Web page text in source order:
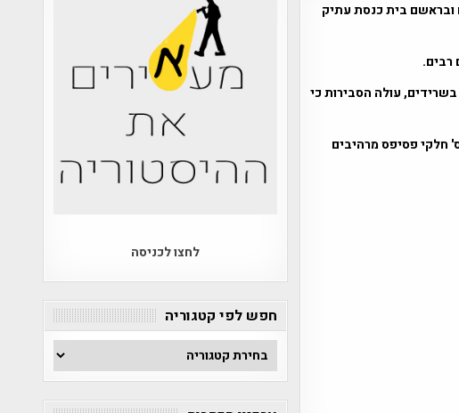
ובראשם בית כנסת עתיק
רבים.
שבוצע בשרידים, עולה הסבירות כי
חלקי פסיפס מרהיבים
לחצו לכניסה
חפש לפי קטגוריה
חפש
לפי
קטגוריה